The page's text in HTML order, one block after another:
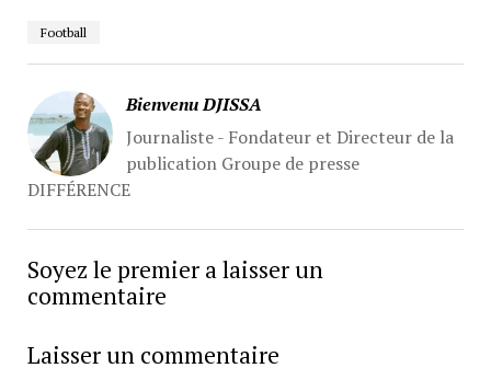
Football
Bienvenu DJISSA
Journaliste - Fondateur et Directeur de la
publication Groupe de presse
DIFFÉRENCE
Soyez le premier a laisser un
commentaire
Laisser un commentaire